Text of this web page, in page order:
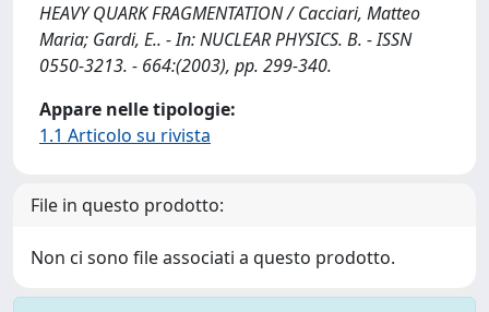
HEAVY QUARK FRAGMENTATION / Cacciari, Matteo
Maria; Gardi, E.. - In: NUCLEAR PHYSICS. B. - ISSN
0550-3213. - 664:(2003), pp. 299-340.
Appare nelle tipologie:
1.1 Articolo su rivista
File in questo prodotto:
Non ci sono file associati a questo prodotto.